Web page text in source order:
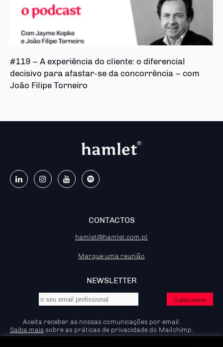
#119 – A experiência do cliente: o diferencial
decisivo para afastar-se da concorrência – com
João Filipe Torneiro
CONTACTOS
hamlet@hamlet.com.pt
Marque uma reunião
NEWSLETTER
Aceita receber as nossas comunicações por email.
Saiba mais sobre as práticas de privacidade do Mailchimp.